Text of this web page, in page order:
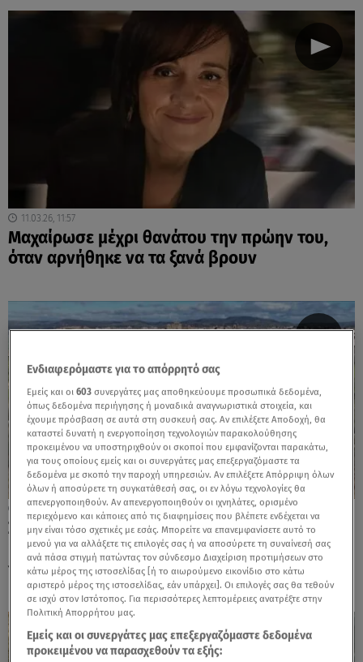
11.03.26, 11:57
Μαχαίρωσε μέχρι θανάτου την πρώην του,
όταν αρνήθηκε να τα ξανά βρουν
27.01.26, 17:43
Σικελία: Ρήγμα μήκους 4 χλμ από
κατολίσθηση- Σπίτια «γλιστρούν» στον
γκρεμό
Ενδιαφερόμαστε για το απόρρητό σας
Εμείς και οι603 συνεργάτες μας αποθηκεύουμε προσωπικά δεδομένα,
όπως δεδομένα περιήγησης ή μοναδικά αναγνωριστικά στοιχεία, και
έχουμε πρόσβαση σε αυτά στη συσκευή σας. Αν επιλέξετε Αποδοχή, θα
καταστεί δυνατή η ενεργοποίηση τεχνολογιών παρακολούθησης
προκειμένου να υποστηριχθούν οι σκοποί που εμφανίζονται παρακάτω,
για τους οποίους εμείς και οι συνεργάτες μας επεξεργαζόμαστε τα
δεδομένα με σκοπό την παροχή υπηρεσιών. Αν επιλέξετε Απόρριψη όλων
όλων ή αποσύρετε τη συγκατάθεσή σας, οι εν λόγω τεχνολογίες θα
απενεργοποιηθούν. Αν απενεργοποιηθούν οι ιχνηλάτες, ορισμένο
περιεχόμενο και κάποιες από τις διαφημίσεις που βλέπετε ενδέχεται να
μην είναι τόσο σχετικές με εσάς. Μπορείτε να επανεμφανίσετε αυτό το
μενού για να αλλάξετε τις επιλογές σας ή να αποσύρετε τη συναίνεσή σας
ανά πάσα στιγμή πατώντας τον σύνδεσμο Διαχείριση προτιμήσεων στο
κάτω μέρος της ιστοσελίδας [ή το αιωρούμενο εικονίδιο στο κάτω
αριστερό μέρος της ιστοσελίδας, εάν υπάρχει]. Οι επιλογές σας θα τεθούν
σε ισχύ στον Ιστότοπος. Για περισσότερες λεπτομέρειες ανατρέξτε στην
Πολιτική Απορρήτου μας.
Εμείς και οι συνεργάτες μας επεξεργαζόμαστε δεδομένα
προκειμένου να παρασχεθούν τα εξής: